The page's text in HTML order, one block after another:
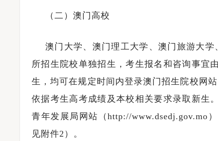
（二）澳门高校
澳门大学、澳门理工大学、澳门旅游大
所招生院校单独招生，考生报名和咨询事宜
生，均可在规定时间内登录澳门招生院校网
依据考生高考成绩及本校相关要求录取新生
青年发展局网站（http://www.dsedj.gov.mo
见附件2）。